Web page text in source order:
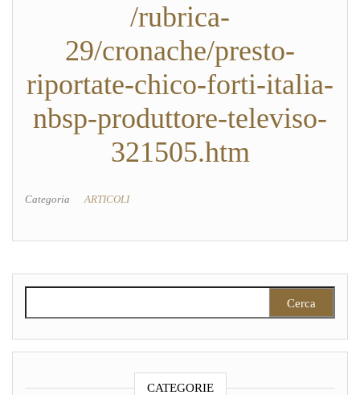
/rubrica-
29/cronache/presto-
riportate-chico-forti-italia-
nbsp-produttore-televiso-
321505.htm
Categoria ARTICOLI
CATEGORIE